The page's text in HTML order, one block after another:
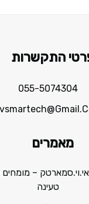
התקשרות
055-5074304
מאמרים
אי.וי.סמארטק –
טעינה